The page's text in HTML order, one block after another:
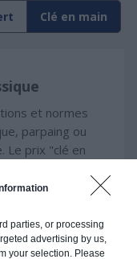
parties, or processing
advertising by us,
your selection. Please
Clé en main
et normes
parpaing ou
Le prix "clé en
piscine,